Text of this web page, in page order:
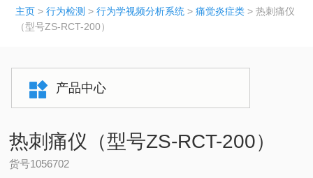
主页 >行为检测 >行为学视频分析系统 >痛觉炎症类 > 热刺痛仪
（型号ZS-RCT-200）
产品中心
热刺痛仪（型号ZS-RCT-200）
货号1056702